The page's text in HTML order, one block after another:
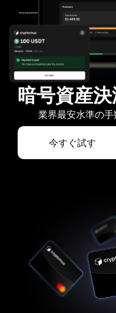
暗号資産
業界最安水準の
今すぐ試す